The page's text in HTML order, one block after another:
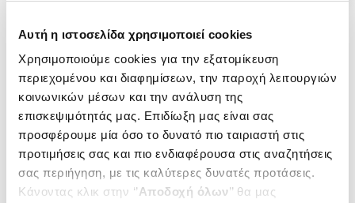
Αυτή η ιστοσελίδα χρησιμοποιεί cookies
Χρησιμοποιούμε cookies για την εξατομίκευση
περιεχομένου και διαφημίσεων, την παροχή λειτουργιών
κοινωνικών μέσων και την ανάλυση της
επισκεψιμότητάς μας. Επιδίωξη μας είναι σας
προσφέρουμε μία όσο το δυνατό πιο ταιριαστή στις
προτιμήσεις σας και πιο ενδιαφέρουσα στις αναζητήσεις
σας περιήγηση, με τις καλύτερες δυνατές προτάσεις.
Κάνοντας κλικ στην ‘’Αποδοχή όλων’’ θα μας